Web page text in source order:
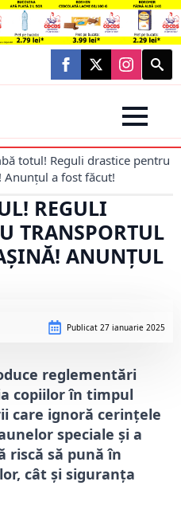
Search
for:
totul! Reguli drastice pentru
a fost făcut!
REGULI
TRANSPORTUL
ANUNȚUL
Publicat 27 ianuarie 2025
reglementări
copiilor în timpul
care ignoră cerințele
speciale și a
riscă să pună în
cât și siguranța